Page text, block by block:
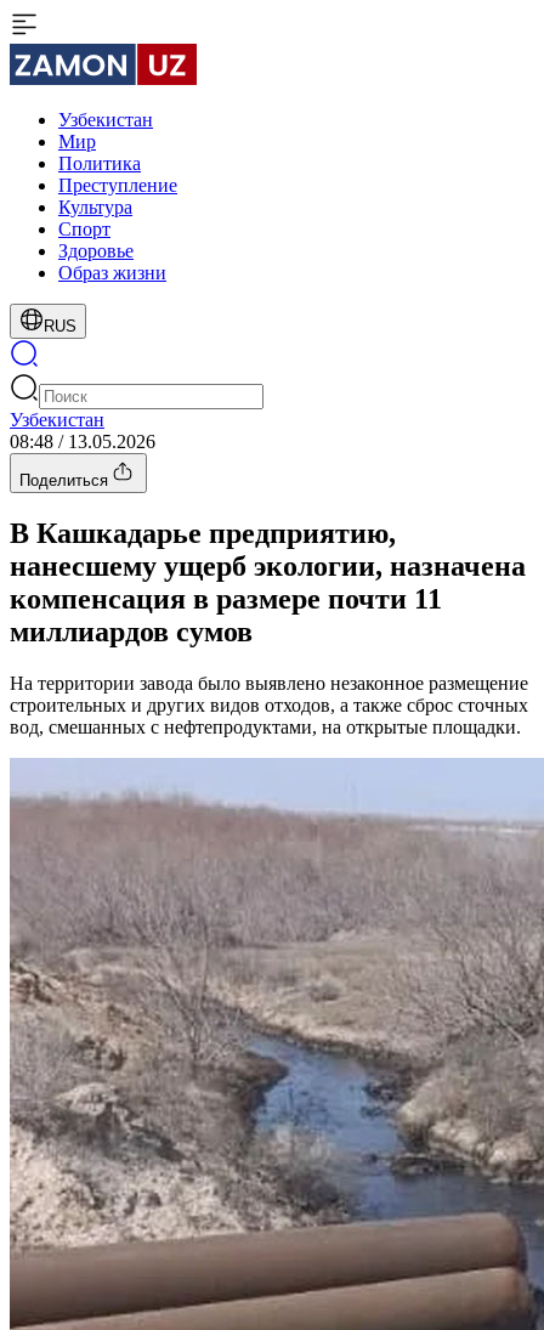
Узбекистан
Мир
Политика
Преступление
Культура
Спорт
Здоровье
Образ жизни
RUS
Узбекистан
08:48 / 13.05.2026
Поделиться
В Кашкадарье предприятию,
нанесшему ущерб экологии, назначена
компенсация в размере почти 11
миллиардов сумов
На территории завода было выявлено незаконное размещение
строительных и других видов отходов, а также сброс сточных
вод, смешанных с нефтепродуктами, на открытые площадки.